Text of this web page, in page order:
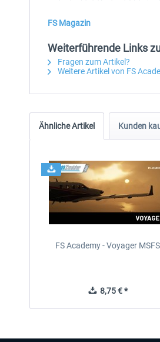
FS Magazin
Weiterführende Links
Fragen zum Artikel?
Weitere Artikel von FS
Ähnliche Artikel Kunden
FS Academy - Voyager MSFS
8,75 € *